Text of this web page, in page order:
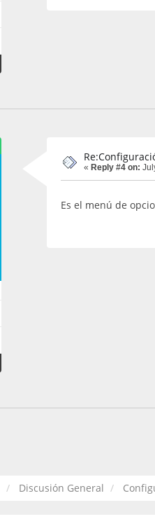
« Reply #4 on:
Es el menú de
Discusión General